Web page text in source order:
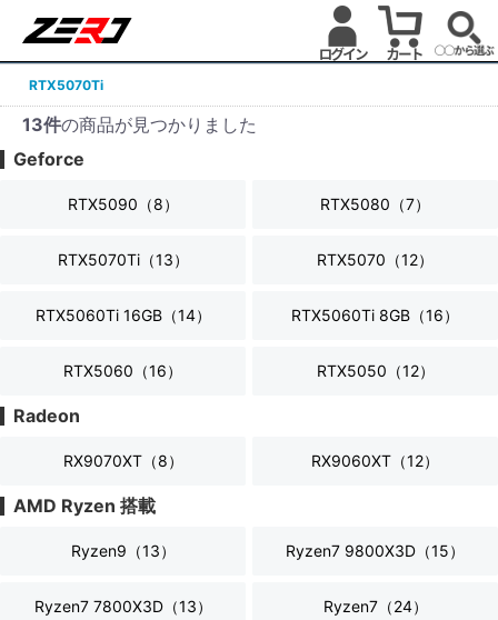
RTX5070Ti
13件の商品が見つかりました
Geforce
RTX5090（8） RTX5080（7）
RTX5070Ti（13） RTX5070（12）
RTX5060Ti 16GB（14） RTX5060Ti 8GB（16）
RTX5060（16） RTX5050（12）
Radeon
RX9070XT（8） RX9060XT（12）
AMD Ryzen 搭載
Ryzen9（13） Ryzen7 9800X3D（15）
Ryzen7 7800X3D（13） Ryzen7（24）